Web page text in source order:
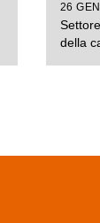
26
della